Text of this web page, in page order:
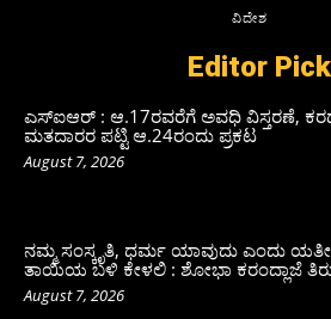
ವಿದೇಶ
Editor
ಎಸ್‌ಐಆರ್‌ : ಆ.17ರವರೆಗೆ ಅವಧಿ ವಿಸ್ತರಣೆ,
ಮತದಾರರ ಪಟ್ಟಿ ಆ.24ರಂದು ಪ್ರಕಟ
August 7, 2026
ನಮ್ಮ ಸಂಸ್ಕೃತಿ, ಧರ್ಮ ಯಾವುದು ಎಂದು
ತಾಯಿಯ ಬಳಿ ಕೇಳಲಿ : ಶೋಭಾ ಕರಂದ್ಲಾಜೆ
August 7, 2026